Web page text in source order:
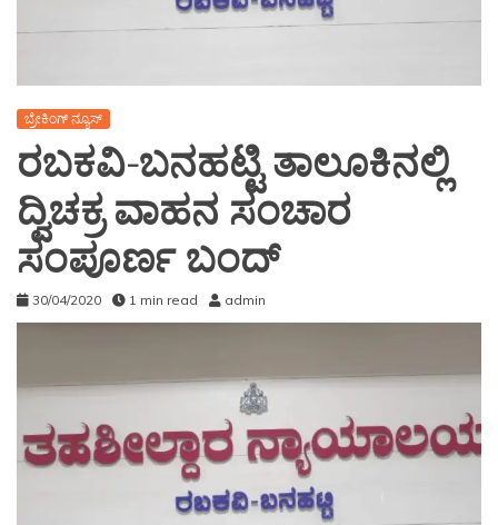
ಬ್ರೇಕಿಂಗ್ ನ್ಯೂಸ್
ರಬಕವಿ-ಬನಹಟ್ಟಿ ತಾಲೂಕಿನಲ್ಲಿ
ದ್ವಿಚಕ್ರ ವಾಹನ ಸಂಚಾರ
ಸಂಪೂರ್ಣ ಬಂದ್
30/04/2020 1 min read admin